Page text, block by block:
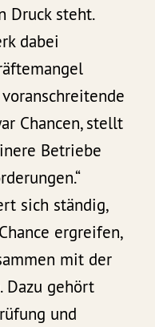
Druck steht.
dabei
Chancen, stellt
Betriebe
sich ständig,
ergreifen,
mit der
Dazu gehört
und